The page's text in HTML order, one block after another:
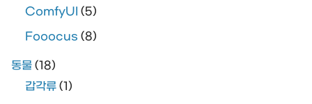
ComfyUI (5)
Fooocus (8)
동물 (18)
갑각류 (1)